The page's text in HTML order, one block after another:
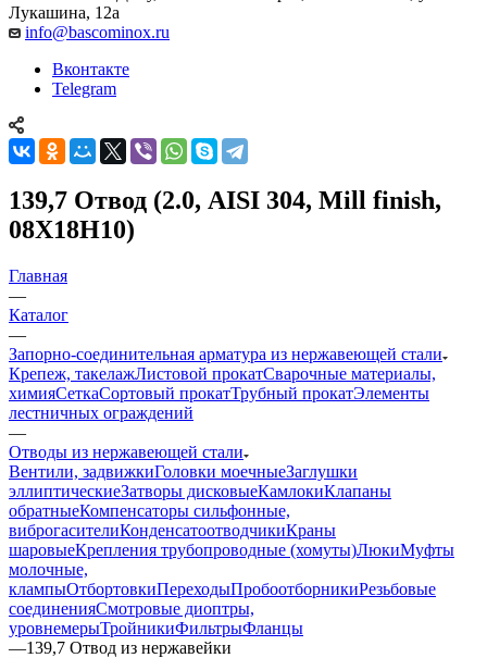
Лукашина, 12а
info@bascominox.ru
Вконтакте
Telegram
139,7 Отвод (2.0, AISI 304, Mill finish,
08Х18Н10)
Главная
—
Каталог
—
Запорно-соединительная арматура из нержавеющей стали
Крепеж, такелажЛистовой прокатСварочные материалы,
химияСеткаСортовый прокатТрубный прокатЭлементы
лестничных ограждений
—
Отводы из нержавеющей стали
Вентили, задвижкиГоловки моечныеЗаглушки
эллиптическиеЗатворы дисковыеКамлокиКлапаны
обратныеКомпенсаторы сильфонные,
виброгасителиКонденсатоотводчикиКраны
шаровыеКрепления трубопроводные (хомуты)ЛюкиМуфты
молочные,
клампыОтбортовкиПереходыПробоотборникиРезьбовые
соединенияСмотровые диоптры,
уровнемерыТройникиФильтрыФланцы
—139,7 Отвод из нержавейки